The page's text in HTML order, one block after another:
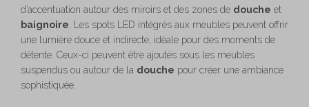
d’accentuation autour des miroirs et des zones de douche et
baignoire. Les spots LED intégrés aux meubles peuvent offrir
une lumière douce et indirecte, idéale pour des moments de
détente. Ceux-ci peuvent être ajoutés sous les meubles
suspendus ou autour de la douche pour créer une ambiance
sophistiquée.